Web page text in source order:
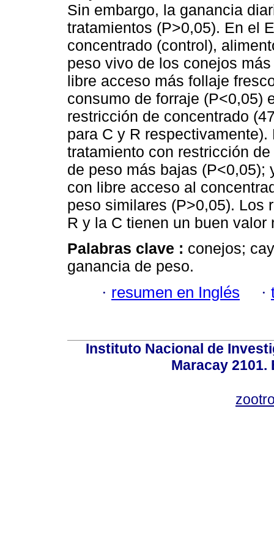
Sin embargo, la ganancia
tratamientos (P>0,05). En el
concentrado (control),
peso vivo de los conejos
libre acceso más follaje
consumo de forraje (P<0,05)
restricción de concentrado
para C y R
tratamiento con restricción
de peso más bajas (P<0,05);
con libre acceso al
peso similares (P>0,05). Los
R y la C tienen un buen
Palabras clave : conejos;
ganancia de peso.
· resumen en Inglés ·
Instituto Nacional de
Maracay 2101.